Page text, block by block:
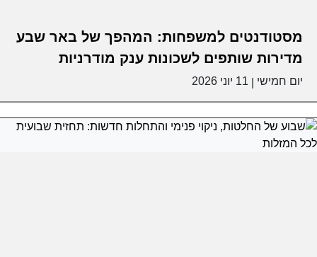
מסטודנטים למשפחות: המהפך של באר שבע
מדירות שותפים לשכונות ענק מודרניות
יום חמישי 11 יוני 2026